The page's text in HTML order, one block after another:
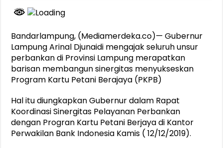
Bandarlampung, (Mediamerdeka.co)— Gubernur
Lampung Arinal Djunaidi mengajak seluruh unsur
perbankan di Provinsi Lampung merapatkan
barisan membangun sinergitas menyukseskan
Program Kartu Petani Berajaya (PKPB)
Hal itu diungkapkan Gubernur dalam Rapat
Koordinasi Sinergitas Pelayanan Perbankan
dengan Progran Kartu Petani Berjaya di Kantor
Perwakilan Bank Indonesia Kamis ( 12/12/2019).